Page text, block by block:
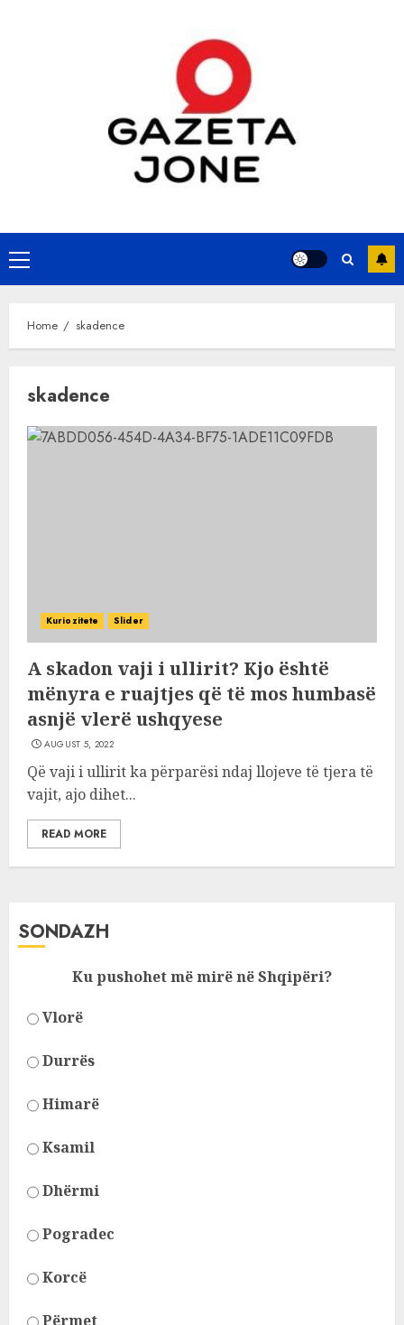
Primary
Menu
Home skadence
skadence
Kuriozitete Slider
A skadon vaji i ullirit? Kjo është
mënyra e ruajtjes që të mos humbasë
asnjë vlerë ushqyese
AUGUST 5, 2022
Që vaji i ullirit ka përparësi ndaj llojeve të tjera të
vajit, ajo dihet...
READ MORE
SONDAZH
Ku pushohet më mirë në Shqipëri?
Vlorë
Durrës
Himarë
Ksamil
Dhërmi
Pogradec
Korcë
Përmet